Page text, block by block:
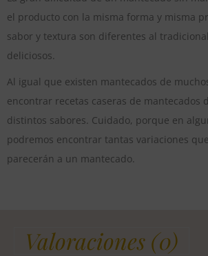
el producto con la misma forma y misma
sabor y textura son diferentes al
deliciosos.
Al igual que existen mantecados de
encontrar recetas caseras de mantecados
distintos sabores. Cuidado, porque en
podremos encontrar tantas variaciones
parecerán a un mantecado.
Valoraciones (0)